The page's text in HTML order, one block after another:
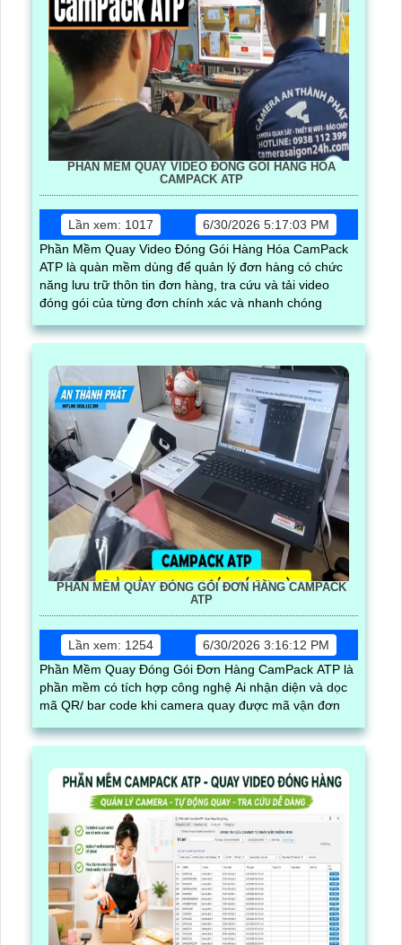
PHẦN MỀM QUAY VIDEO ĐÓNG GÓI HÀNG HÓA
CAMPACK ATP
Lần xem: 1017
6/30/2026 5:17:03 PM
Phần Mềm Quay Video Đóng Gói Hàng Hóa CamPack
ATP là quàn mềm dùng để quản lý đơn hàng có chức
năng lưu trữ thôn tin đơn hàng, tra cứu và tải video
đóng gói của từng đơn chính xác và nhanh chóng
PHẦN MỀM QUAY ĐÓNG GÓI ĐƠN HÀNG CAMPACK
ATP
Lần xem: 1254
6/30/2026 3:16:12 PM
Phần Mềm Quay Đóng Gói Đơn Hàng CamPack ATP là
phần mềm có tích hợp công nghệ Ai nhận diện và dọc
mã QR/ bar code khi camera quay được mã vận đơn